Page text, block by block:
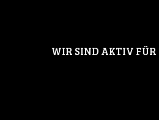
WIR SIND AKTIV FÜR